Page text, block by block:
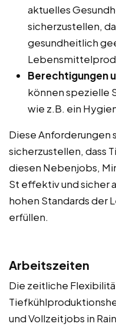
aktuelles
sicherzustellen,
gesundheitlich
Berechtigungen
können spezielle
wie z.B. ein
Diese Anforderungen
sicherzustellen, dass
diesen Nebenjobs,
St effektiv und sicher
hohen Standards der
erfüllen.
Arbeitszeiten
Die zeitliche
und Vollzeitjobs in